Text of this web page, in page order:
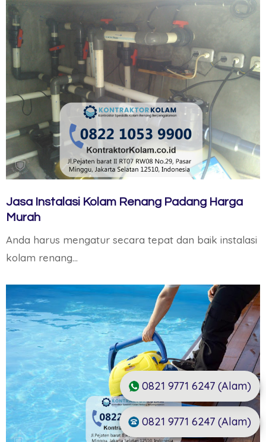
Jasa Instalasi Kolam Renang Padang Harga
Murah
Anda harus mengatur secara tepat dan baik instalasi
kolam renang…
0821 9771 6247 (Alam)
0821 9771 6247 (Alam)